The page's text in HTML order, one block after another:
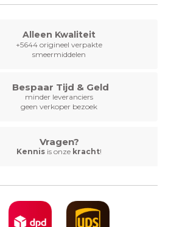
Alleen Kwaliteit
+5644 origineel verpakte
smeermiddelen
Bespaar Tijd & Geld
minder leveranciers
geen verkoper bezoek
Vragen?
Kennis is onze kracht!